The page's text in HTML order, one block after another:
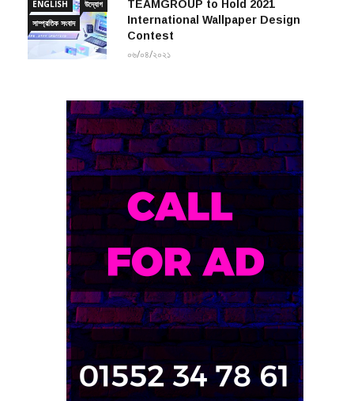
ENGLISH
উদ্যোগ
সাম্প্রতিক সংবাদ
TEAMGROUP to Hold 2021
International Wallpaper Design
Contest
০৬/০৪/২০২১